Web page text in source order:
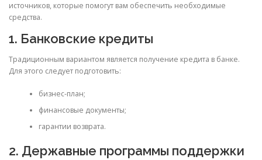
источников, которые помогут вам обеспечить необходимые
средства.
1. Банковские кредиты
Традиционным вариантом является получение кредита в банке.
Для этого следует подготовить:
бизнес-план;
финансовые документы;
гарантии возврата.
2. Державные программы поддержки